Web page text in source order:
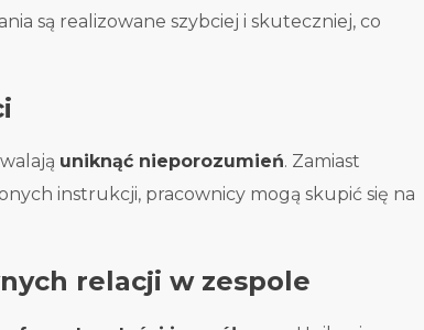
są realizowane szybciej i skuteczniej, co
uniknąć nieporozumień. Zamiast
instrukcji, pracownicy mogą skupić się na
relacji w zespole